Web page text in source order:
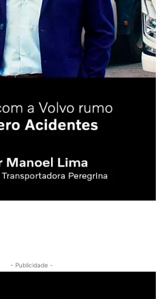
- Publicidade -